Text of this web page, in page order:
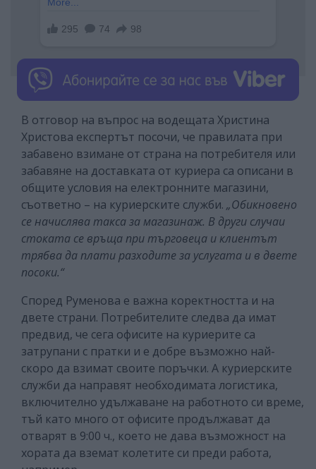
В отговор на въпрос на водещата Христина
Христова експертът посочи, че правилата при
забавено взимане от страна на потребителя или
забавяне на доставката от куриера са описани в
общите условия на електронните магазини,
съответно – на куриерските служби. „Обикновено
се начислява такса за магазинаж. В други случаи
стоката се връща при търговеца и клиентът
трябва да плати разходите за услугата и в двете
посоки.“
Според Руменова е важна коректността и на
двете страни. Потребителите следва да имат
предвид, че сега офисите на куриерите са
затрупани с пратки и е добре възможно най-
скоро да взимат своите поръчки. А куриерските
служби да направят необходимата логистика,
включително удължаване на работното си време,
тъй като много от офисите продължават да
отварят в 9:00 ч., което не дава възможност на
хората да вземат колетите си преди работа,